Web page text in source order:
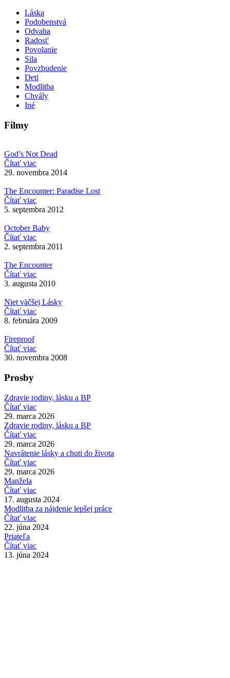
Láska
Podobenstvá
Odvaha
Radosť
Povolanie
Sila
Povzbudenie
Deti
Modlitba
Chvály
Iné
Filmy
God’s Not Dead
Čítať viac
29. novembra 2014
The Encounter: Paradise Lost
Čítať viac
5. septembra 2012
October Baby
Čítať viac
2. septembra 2011
The Encounter
Čítať viac
3. augusta 2010
Niet väčšej Lásky
Čítať viac
8. februára 2009
Fireproof
Čítať viac
30. novembra 2008
Prosby
Zdravie rodiny, lásku a BP
Čítať viac
29. marca 2026
Zdravie rodiny, lásku a BP
Čítať viac
29. marca 2026
Navrátenie lásky a chuti do života
Čítať viac
29. marca 2026
Manžela
Čítať viac
17. augusta 2024
Modlitba za nájdenie lepšej práce
Čítať viac
22. júna 2024
Priateľa
Čítať viac
13. júna 2024